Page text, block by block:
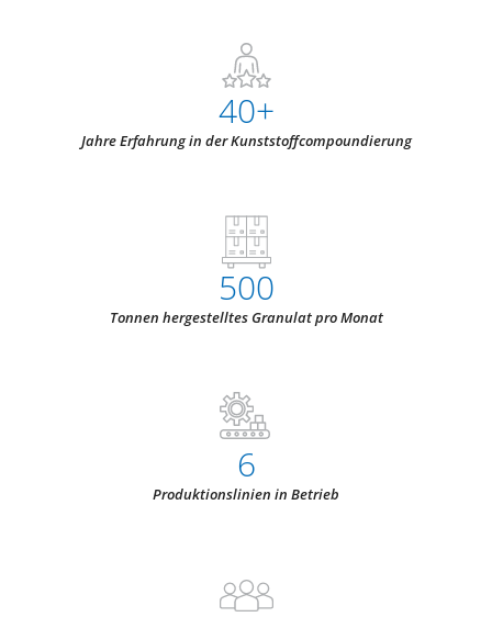
40+
Jahre Erfahrung in der Kunststoffcompoundierung
500
Tonnen hergestelltes Granulat​ pro Monat
6
Produktionslinien​ in Betrieb